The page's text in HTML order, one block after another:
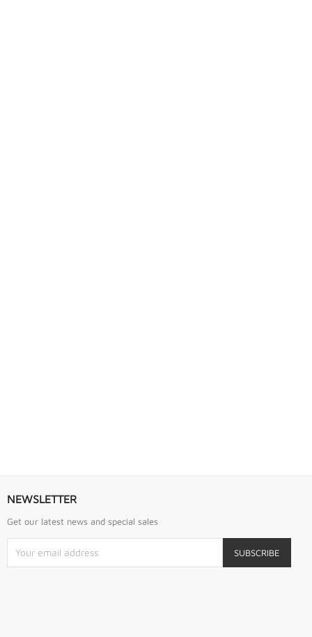
NEWSLETTER
Get our latest news and special sales